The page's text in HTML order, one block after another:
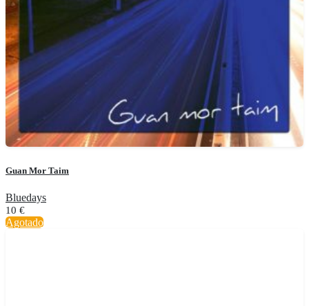
Guan Mor Taim
Bluedays
10 €
Agotado